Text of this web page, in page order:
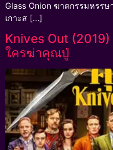
Glass Onion ฆาตกรรมหรร
เกาะส […]
Knives Out
ใครฆ่าคุณปู่